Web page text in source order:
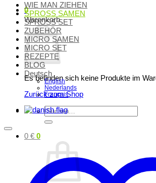
0
Warenkorb
Es befinden sich keine Produkte im
Zurück zum Shop
Suchen
nach:
0 € 0
WIE MAN ZIEHEN
SPROSS SAMEN
SPROSS SET
ZUBEHÖR
MICRO SAMEN
MICRO SET
REZEPTE
BLOG
Deutsch
English
Nederlands
Français